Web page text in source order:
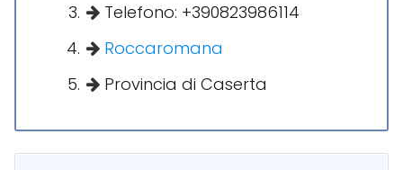
Telefono: +390823986114
Roccaromana
Provincia di Caserta